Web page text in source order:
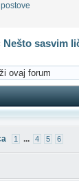
Nešto sasvim
1 ... 4 5 6